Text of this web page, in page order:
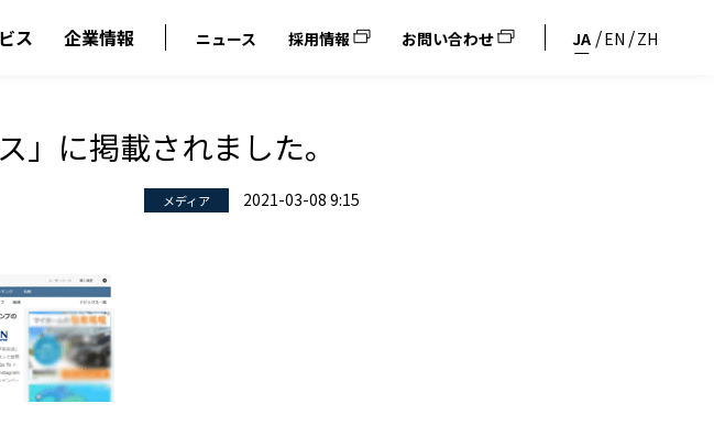
ス 企業情報 ニュース 採用情報 お問い合わせ JA EN ZH
」に掲載されました。
メディア 2021-03-08 9:15